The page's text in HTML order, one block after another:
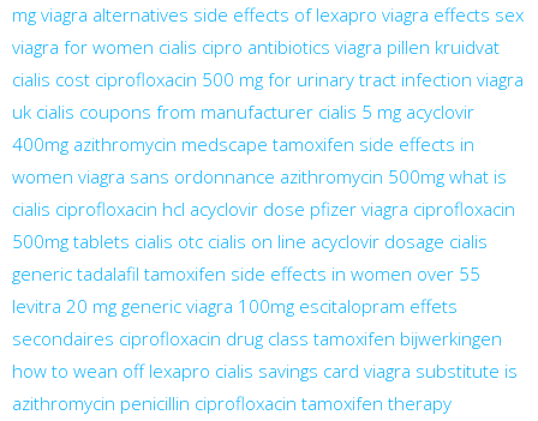
mg viagra alternatives side effects of lexapro viagra effects sex
viagra for women cialis cipro antibiotics viagra pillen kruidvat
cialis cost ciprofloxacin 500 mg for urinary tract infection viagra
uk cialis coupons from manufacturer cialis 5 mg acyclovir
400mg azithromycin medscape tamoxifen side effects in
women viagra sans ordonnance azithromycin 500mg what is
cialis ciprofloxacin hcl acyclovir dose pfizer viagra ciprofloxacin
500mg tablets cialis otc cialis on line acyclovir dosage cialis
generic tadalafil tamoxifen side effects in women over 55
levitra 20 mg generic viagra 100mg escitalopram effets
secondaires ciprofloxacin drug class tamoxifen bijwerkingen
how to wean off lexapro cialis savings card viagra substitute is
azithromycin penicillin ciprofloxacin tamoxifen therapy